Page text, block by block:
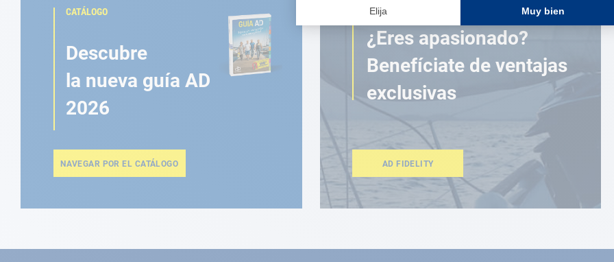
CATÁLOGO
Descubre
la nueva guía AD
2026
NAVEGAR POR EL CATÁLOGO
ESPACIO FIDELIDAD
¿Eres apasionado?
Benefíciate de ventajas
exclusivas
AD FIDELITY